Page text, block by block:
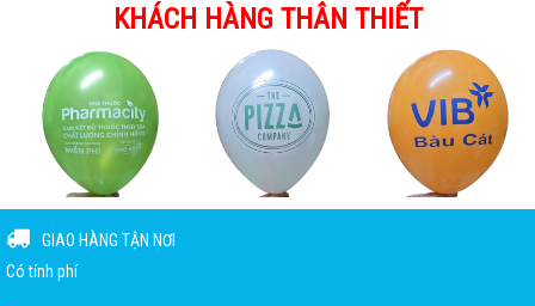
KHÁCH HÀNG THÂN THIẾT
GIAO HÀNG TẬN NƠI
Có tính phí